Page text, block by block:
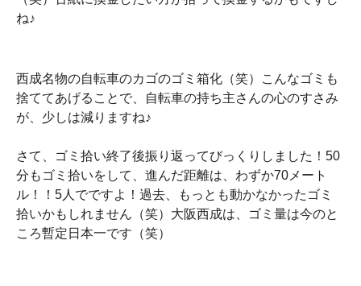
ね♪
西成名物の自転車のカゴのゴミ箱化（笑）こんなゴミも
捨ててあげることで、自転車の持ち主さんの心のすさみ
が、少しは減りますね♪
さて、ゴミ拾い終了後振り返ってびっくりしました！50
分もゴミ拾いをして、進んだ距離は、わずか70メート
ル！！5人でですよ！過去、もっとも動かなかったゴミ
拾いかもしれません（笑）大阪西成は、ゴミ量は今のと
ころ暫定日本一です（笑）